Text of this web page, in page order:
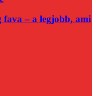
fava – a legjobb, ami